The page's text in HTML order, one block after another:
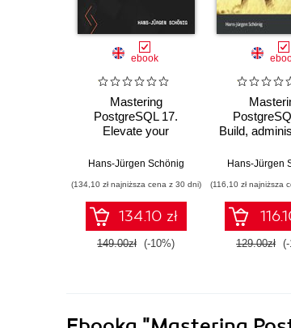
ebook
Mastering
PostgreSQL 17.
Elevate your
advanced
optimization, and
security strategies -
Sixth Edition
Hans-Jürgen Schönig
(134,10 zł najniższa cena z 30 dni)
134.10 zł
149.00zł (-10%)
Build,
applications
Fourth
Hans-Jürgen
(116,10 zł najniższa
129.00zł